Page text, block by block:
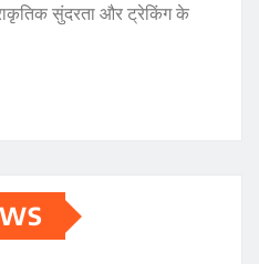
सुंदरता और ट्रेकिंग के